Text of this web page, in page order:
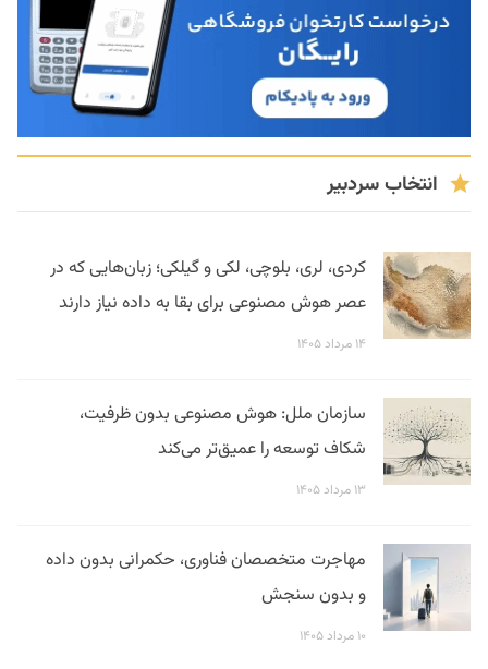
انتخاب سردبیر
کردی، لری، بلوچی، لکی و گیلکی؛ زبان‌هایی که در
عصر هوش مصنوعی برای بقا به داده نیاز دارند
۱۴ مرداد ۱۴۰۵
سازمان ملل: هوش مصنوعی بدون ظرفیت،
شکاف توسعه را عمیق‌تر می‌کند
۱۳ مرداد ۱۴۰۵
مهاجرت متخصصان فناوری، حکمرانی بدون داده
و بدون سنجش
۱۰ مرداد ۱۴۰۵